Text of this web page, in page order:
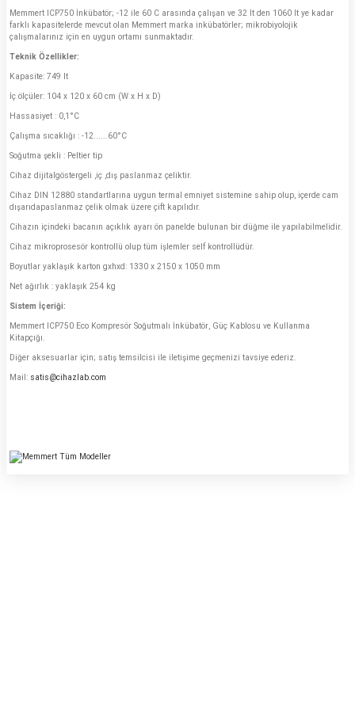
Memmert ICP750 İnkübatör; -12 ile 60 C arasında çalışan ve 32 lt den 1060 lt ye kadar
farklı kapasitelerde mevcut olan Memmert marka inkübatörler; mikrobiyolojik
çalışmalarınız için en uygun ortamı sunmaktadır.
Teknik Özellikler:
Kapasite: 749 lt
İç ölçüler: 104 x 120 x 60 cm (W x H x D)
Hassasiyet : 0,1°C
Çalışma sıcaklığı : -12......60°C
Soğutma şekli : Peltier tip
Cihaz dijitalgöstergeli ,iç ,dış paslanmaz çeliktir.
Cihaz DIN 12880 standartlarına uygun termal emniyet sistemine sahip olup, içerde cam
dışarıdapaslanmaz çelik olmak üzere çift kapılıdır.
Cihazın içindeki bacanın açıklık ayarı ön panelde bulunan bir düğme ile yapılabilmelidir.
Cihaz mikroprosesör kontrollü olup tüm işlemler self kontrollüdür.
Boyutlar yaklaşık karton gxhxd: 1330 x 2150 x 1050 mm
Net ağırlık : yaklaşık 254 kg
Sistem İçeriği:
Memmert ICP750 Eco Kompresör Soğutmalı İnkübatör, Güç Kablosu ve Kullanma
Kitapçığı.
Diğer aksesuarlar için; satış temsilcisi ile iletişime geçmenizi tavsiye ederiz.
Mail: satis@cihazlab.com